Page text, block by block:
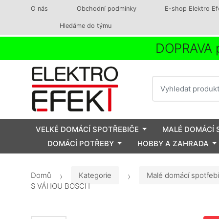
O nás Obchodní podmínky E-shop Elektro
Hledáme do týmu
VELKÉ DOMÁCÍ SPOTŘEBIČE
MALÉ DOMÁCÍ
DOMÁCÍ POTŘEBY
HOBBY A ZAHRADA
Domů Kategorie
Malé domácí
S VÁHOU BOSCH